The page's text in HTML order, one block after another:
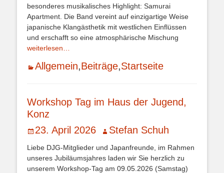
besonderes musikalisches Highlight: Samurai
Apartment. Die Band vereint auf einzigartige Weise
japanische Klangästhetik mit westlichen Einflüssen
und erschafft so eine atmosphärische Mischung
weiterlesen…
Kategorien
Allgemein,Beiträge,Startseite
Workshop Tag im Haus der Jugend,
Konz
Veröffentlicht
am
23. April 2026 Autor
Stefan Schuh
Liebe DJG-Mitglieder und Japanfreunde, im Rahmen
unseres Jubiläumsjahres laden wir Sie herzlich zu
unserem Workshop-Tag am 09.05.2026 (Samstag)